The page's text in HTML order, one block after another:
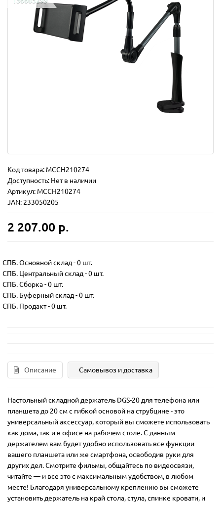
Код товара: MCCH210274
Доступность: Нет в наличии
Артикул: MCCH210274
JAN: 233050205
2 207.00 р.
СПБ. Основной склад-0 шт.
СПБ. Центральный склад-0 шт.
СПБ. Сборка-0 шт.
СПБ. Буферный склад-0 шт.
СПБ. Продакт-0 шт.
Описание Самовывоз и доставка
Настольный складной держатель DGS-20 для телефона или
планшета до 20 см с гибкой основой на струбцине - это
универсальный аксессуар, который вы сможете использовать
как дома, так и в офисе на рабочем столе. С данным
держателем вам будет удобно использовать все функции
вашего планшета или же смартфона, освободив руки для
других дел. Смотрите фильмы, общайтесь по видеосвязи,
читайте — и все это с максимальным удобством, в любом
месте! Благодаря универсальному креплению вы сможете
установить держатель на край стола, стула, спинке кровати, и